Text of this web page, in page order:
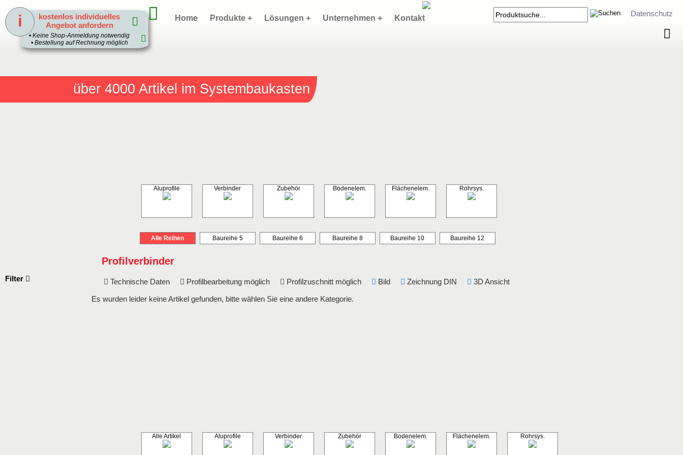
über 4000 Artikel im Systembaukasten
Datenschutz
Home Produkte + Lösungen + Unternehmen + Kontakt
Aluprofile Verbinder Zubehör Bodenelem. Flächenelem. Rohrsys.
Alle Reihen Baureihe 5 Baureihe 6 Baureihe 8 Baureihe 10 Baureihe 12
Profilverbinder
Technische Daten Profilbearbeitung möglich Profilzuschnitt möglich Bild Zeichnung DIN
3D Ansicht
Es wurden leider keine Artikel gefunden, bitte wählen Sie eine andere Kategorie.
Filter
Alle Artikel Aluprofile Verbinder Zubehör Bodenelem. Flächenelem. Rohrsys.
kostenlos individuelles
Angebot anfordern
1
• Keine Shop-Anmeldung notwendig
• Bestellung auf Rechnung möglich
i